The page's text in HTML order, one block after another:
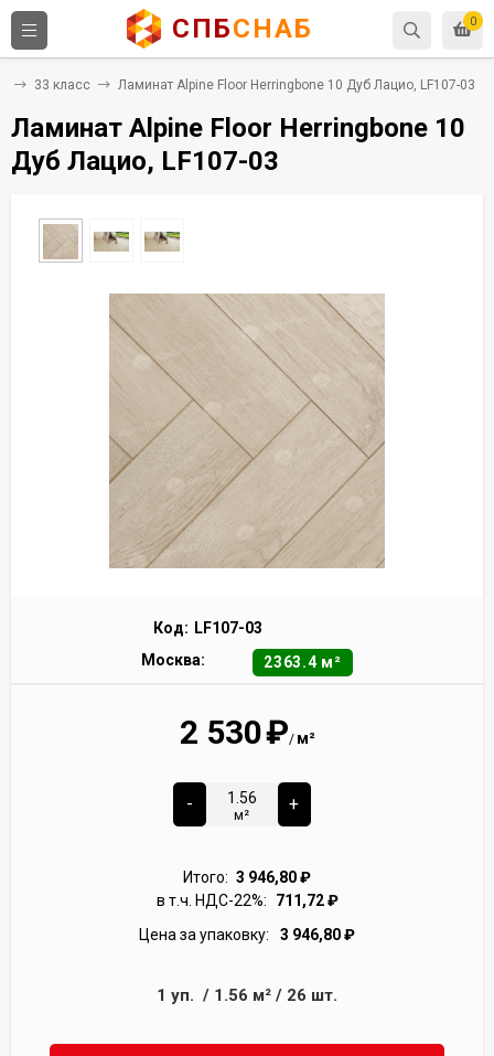
0
СПБСНАБ
33 класс Ламинат Alpine Floor Herringbone 10 Дуб Лацио, LF107-03
Ламинат Alpine Floor Herringbone 10
Дуб Лацио, LF107-03
Код: LF107-03
Москва:
2363.4 м²
2 530₽/ м²
-
м²
+
Итого: 3 946,80₽
в т.ч. НДС-22%:
711,72₽
Цена за упаковку:
3 946,80₽
1 уп. / 1.56 м² / 26 шт.